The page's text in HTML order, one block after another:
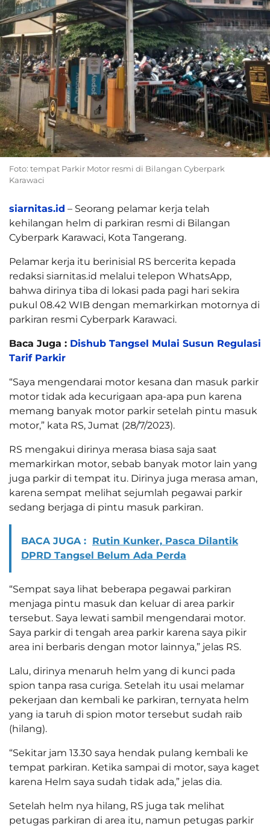
Foto: tempat Parkir Motor resmi di Bilangan Cyberpark
Karawaci
siarnitas.id – Seorang pelamar kerja telah
kehilangan helm di parkiran resmi di Bilangan
Cyberpark Karawaci, Kota Tangerang.
Pelamar kerja itu berinisial RS bercerita kepada
redaksi siarnitas.id melalui telepon WhatsApp,
bahwa dirinya tiba di lokasi pada pagi hari sekira
pukul 08.42 WIB dengan memarkirkan motornya di
parkiran resmi Cyberpark Karawaci.
Baca Juga : Dishub Tangsel Mulai Susun Regulasi
Tarif Parkir
“Saya mengendarai motor kesana dan masuk parkir
motor tidak ada kecurigaan apa-apa pun karena
memang banyak motor parkir setelah pintu masuk
motor,” kata RS, Jumat (28/7/2023).
RS mengakui dirinya merasa biasa saja saat
memarkirkan motor, sebab banyak motor lain yang
juga parkir di tempat itu. Dirinya juga merasa aman,
karena sempat melihat sejumlah pegawai parkir
sedang berjaga di pintu masuk parkiran.
BACA JUGA : Rutin Kunker, Pasca Dilantik
DPRD Tangsel Belum Ada Perda
“Sempat saya lihat beberapa pegawai parkiran
menjaga pintu masuk dan keluar di area parkir
tersebut. Saya lewati sambil mengendarai motor.
Saya parkir di tengah area parkir karena saya pikir
area ini berbaris dengan motor lainnya,” jelas RS.
Lalu, dirinya menaruh helm yang di kunci pada
spion tanpa rasa curiga. Setelah itu usai melamar
pekerjaan dan kembali ke parkiran, ternyata helm
yang ia taruh di spion motor tersebut sudah raib
(hilang).
“Sekitar jam 13.30 saya hendak pulang kembali ke
tempat parkiran. Ketika sampai di motor, saya kaget
karena Helm saya sudah tidak ada,” jelas dia.
Setelah helm nya hilang, RS juga tak melihat
petugas parkiran di area itu, namun petugas parkir